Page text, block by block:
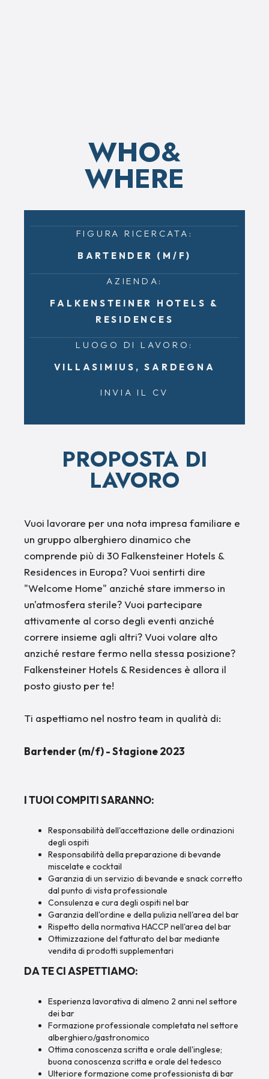
WHO&
WHERE
FIGURA RICERCATA:
BARTENDER (M/F)
AZIENDA:
FALKENSTEINER HOTELS &
RESIDENCES
LUOGO DI LAVORO:
VILLASIMIUS, SARDEGNA
INVIA IL CV
PROPOSTA DI
LAVORO
Vuoi lavorare per una nota impresa familiare e
un gruppo alberghiero dinamico che
comprende più di 30 Falkensteiner Hotels &
Residences in Europa? Vuoi sentirti dire
"Welcome Home" anziché stare immerso in
un'atmosfera sterile? Vuoi partecipare
attivamente al corso degli eventi anziché
correre insieme agli altri? Vuoi volare alto
anziché restare fermo nella stessa posizione?
Falkensteiner Hotels & Residences è allora il
posto giusto per te!
Ti aspettiamo nel nostro team in qualità di:
Bartender (m/f) - Stagione 2023
I TUOI COMPITI SARANNO:
Responsabilità dell'accettazione delle ordinazioni
degli ospiti
Responsabilità della preparazione di bevande
miscelate e cocktail
Garanzia di un servizio di bevande e snack corretto
dal punto di vista professionale
Consulenza e cura degli ospiti nel bar
Garanzia dell'ordine e della pulizia nell'area del bar
Rispetto della normativa HACCP nell'area del bar
Ottimizzazione del fatturato del bar mediante
vendita di prodotti supplementari
DA TE CI ASPETTIAMO:
Esperienza lavorativa di almeno 2 anni nel settore
dei bar
Formazione professionale completata nel settore
alberghiero/gastronomico
Ottima conoscenza scritta e orale dell'inglese;
buona conoscenza scritta e orale del tedesco
Ulteriore formazione come professionista di bar